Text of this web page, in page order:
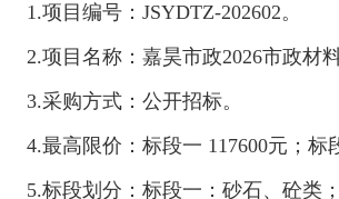
1.项目编号：JSYDTZ-202602。
2.项目名称：嘉昊市政2026市政材
3.采购方式：公开招标。
4.最高限价：标段一 117600元；标
5.标段划分：标段一：砂石、砼类